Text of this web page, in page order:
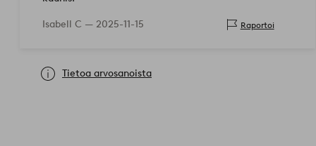
Isabell C — 2025-11-15 Raportoi
Tietoa arvosanoista